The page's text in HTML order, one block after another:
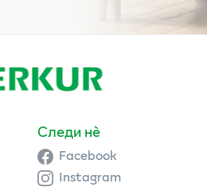
Следи нè
Facebook
Instagram